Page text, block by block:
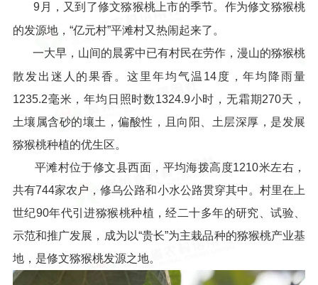
9月，又到了修文猕猴桃上市的季节。作为修文猕猴桃
的发源地，“亿元村”平滩村又热闹起来了。
一大早，山间的晨雾中已有村民在劳作，漫山的猕猴桃
散发出迷人的果香。这里年均气温14度，年均降雨量
1235.2毫米，年均日照时数1324.9小时，无霜期270天，
土壤属含砂的壤土，偏酸性，且向阳、土层深厚，是发展
猕猴桃种植的优生区。
平滩村位于修文县西面，平均海拨高度1210米左右，
共有744家农户，修乌公路和小水公路贯穿其中。村里在上
世纪90年代引进猕猴桃种植，经二十多年的研究、试验、
示范和推广发展，成为以“贵长”为主栽品种的猕猴桃产业基
地，是修文猕猴桃发源之地。